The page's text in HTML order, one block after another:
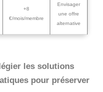
+8
€/mois/membre
Envisager
une offre
alternative
les solutions
pour préserver